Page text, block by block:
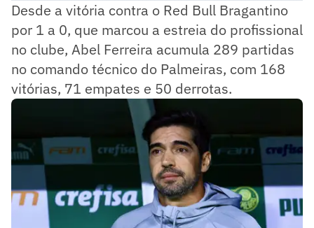
Desde a vitória contra o Red Bull Bragantino
por 1 a 0, que marcou a estreia do profissional
no clube, Abel Ferreira acumula 289 partidas
no comando técnico do Palmeiras, com 168
vitórias, 71 empates e 50 derrotas.